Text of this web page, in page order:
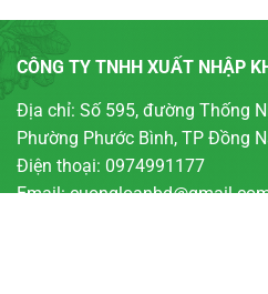
CÔNG TY TNHH XUẤT NHẬP
Địa chỉ: Số 595, đường Thống
Phường Phước Bình, TP Đồng
Điện thoại: 0974991177
Email: